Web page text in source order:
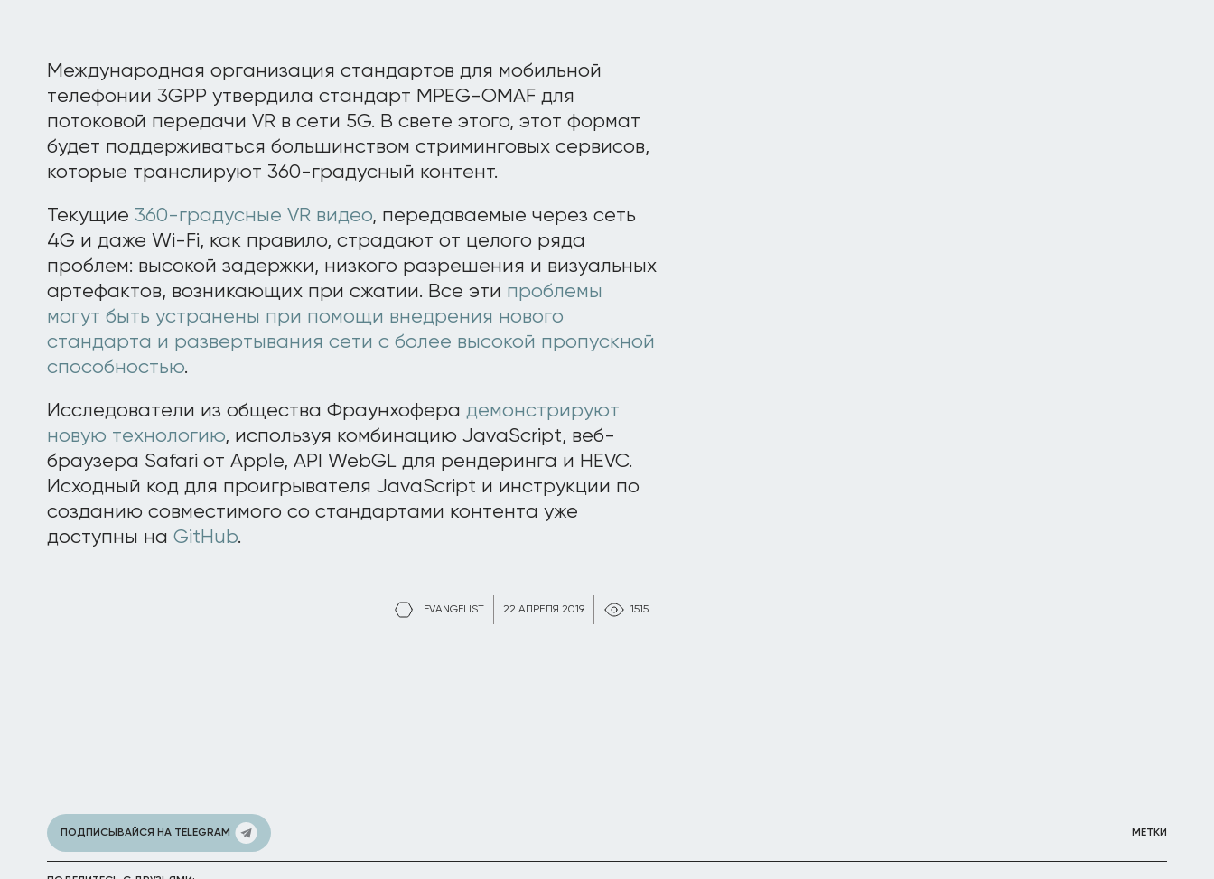
EVANGELIST 22 АПРЕЛЯ 2019 1515
Международная организация стандартов для мобильной
телефонии 3GPP утвердила стандарт MPEG-OMAF для
потоковой передачи VR в сети 5G. В свете этого, этот формат
будет поддерживаться большинством стриминговых сервисов,
которые транслируют 360-градусный контент.
Текущие 360-градусные VR видео, передаваемые через сеть
4G и даже Wi-Fi, как правило, страдают от целого ряда
проблем: высокой задержки, низкого разрешения и визуальных
артефактов, возникающих при сжатии. Все эти проблемы
могут быть устранены при помощи внедрения нового
стандарта и развертывания сети с более высокой пропускной
способностью.
Исследователи из общества Фраунхофера демонстрируют
новую технологию, используя комбинацию JavaScript, веб-
браузера Safari от Apple, API WebGL для рендеринга и HEVC.
Исходный код для проигрывателя JavaScript и инструкции по
созданию совместимого со стандартами контента уже
доступны на GitHub.
ПОДПИСЫВАЙСЯ НА TELEGRAM МЕТКИ